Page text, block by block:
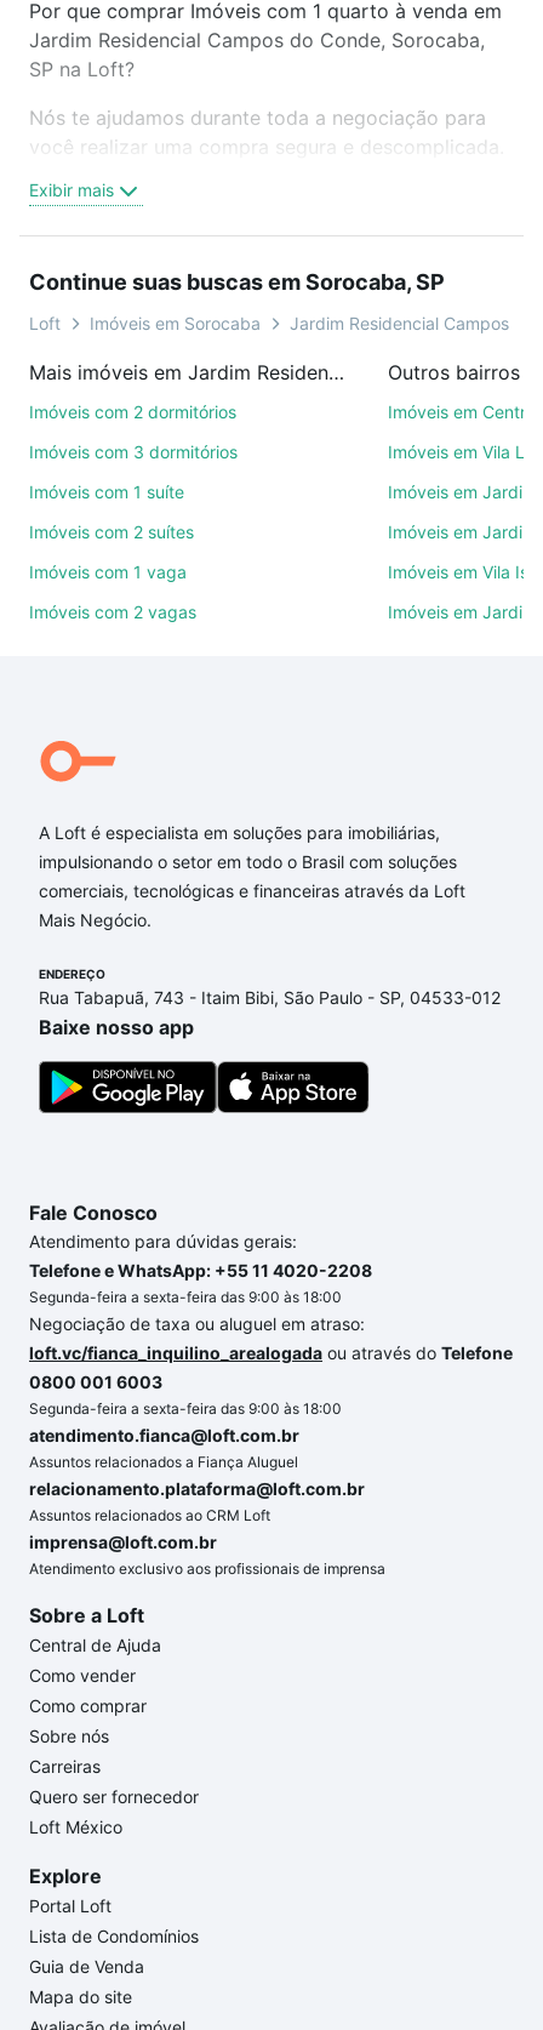
Por que comprar Imóveis com 1 quarto à venda em
Jardim Residencial Campos do Conde, Sorocaba,
SP na Loft?
Nós te ajudamos durante toda a negociação para
você realizar uma compra segura e descomplicada.
trabalho e do metrô, aqui você vai encontrar a
oferta ideal de Imóveis com 1 quarto à venda em
SP para conquistar seu sonho. Agende uma visita
presencial ou por videochamada, é grátis, sem
mil corretores e imobiliárias te ajudando na compra,
venda ou troca de imóveis.
Como escolher um imóvel?
Use barra de busca no topo para pesquisar por
ruas, bairros e até condomínios favoritos. Você
também pode usar os filtros como quantidade de
combinar perfeitamente com o preço, metragem e
Conde, Sorocaba, SP ideal para você na Loft.
Qual o preço de Imóveis com 1 quarto à venda em
SP?
Aqui na Loft temos a oferta ideal para você, com
Imóveis com 1 quarto à venda em Jardim
custam a partir de R$ 0 e com nossas opções de
financiamento imobiliário as parcelas podem se
adequar ao seu orçamento. Se ainda tem alguma
dúvida dos custos envolvidos no processo de
compra, veja em nosso portal quanto custa comprar
Exibir mais
Continue suas buscas em Sorocaba, SP
Loft Imóveis em Sorocaba Jardim Residencial Campos do
Mais imóveis em Jardim Residencial Campos do Conde
Imóveis com 2 dormitórios
Imóveis com 3 dormitórios
Imóveis com 1 suíte
Imóveis com 2 suítes
Imóveis com 1 vaga
Imóveis com 2 vagas
Outros bairros
Imóveis em Centro
Imóveis em Vila
Imóveis em Jardim
Imóveis em Jardim
Imóveis em Vila
Imóveis em Jardim
A Loft é especialista em soluções para imobiliárias,
impulsionando o setor em todo o Brasil com soluções
comerciais, tecnológicas e financeiras através da Loft
Mais Negócio.
ENDEREÇO
Rua Tabapuã, 743 - Itaim Bibi, São Paulo - SP, 04533-012
Baixe nosso app
Fale Conosco
Atendimento para dúvidas gerais:
Telefone e WhatsApp: +55 11 4020-2208
Segunda-feira a sexta-feira das 9:00 às 18:00
Negociação de taxa ou aluguel em atraso:
loft.vc/fianca_inquilino_arealogada ou através do Telefone
0800 001 6003
Segunda-feira a sexta-feira das 9:00 às 18:00
atendimento.fianca@loft.com.br
Assuntos relacionados a Fiança Aluguel
relacionamento.plataforma@loft.com.br
Assuntos relacionados ao CRM Loft
imprensa@loft.com.br
Atendimento exclusivo aos profissionais de imprensa
Sobre a Loft
Central de Ajuda
Como vender
Como comprar
Sobre nós
Carreiras
Quero ser fornecedor
Loft México
Explore
Portal Loft
Lista de Condomínios
Guia de Venda
Mapa do site